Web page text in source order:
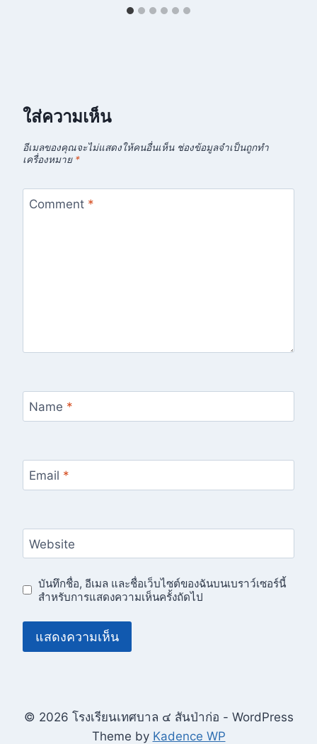
ใส่ความเห็น
อีเมลของคุณจะไม่แสดงให้คนอื่นเห็น ช่องข้อมูลจำเป็นถูกทำ
เครื่องหมาย *
Comment *
Name *
Email *
Website
บันทึกชื่อ, อีเมล และชื่อเว็บไซต์ของฉันบนเบราว์เซอร์นี้
สำหรับการแสดงความเห็นครั้งถัดไป
© 2026 โรงเรียนเทศบาล ๔ สันป่าก่อ - WordPress
Theme by Kadence WP